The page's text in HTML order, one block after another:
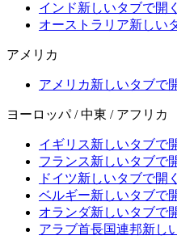
インド新しいタブで開く
オーストラリア新しい
アメリカ
アメリカ新しいタブで
ヨーロッパ / 中東 / アフリカ
イギリス新しいタブで
フランス新しいタブで
ドイツ新しいタブで開く
ベルギー新しいタブで
オランダ新しいタブで
アラブ首長国連邦新し